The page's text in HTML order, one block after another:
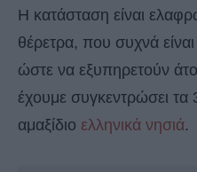
Η κατάσταση είναι
θέρετρα, που συχνά
ώστε να εξυπηρετούν
έχουμε συγκεντρώσει
αμαξίδιο ελληνικά νησιά.